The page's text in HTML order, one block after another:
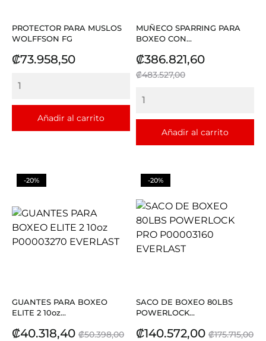
PROTECTOR PARA MUSLOS
WOLFFSON FG
Precio
₡73.958,50
Añadir al carrito
MUÑECO SPARRING PARA
BOXEO CON...
Precio
₡386.821,60Precio
₡483.527,00
Añadir al carrito
GUANTES PARA BOXEO
ELITE 2 10oz...
Precio
₡40.318,40 Precio
₡50.398,00
-20%
SACO DE BOXEO 80LBS
POWERLOCK...
Precio
₡140.572,00 Precio
₡175.715,00
-20%